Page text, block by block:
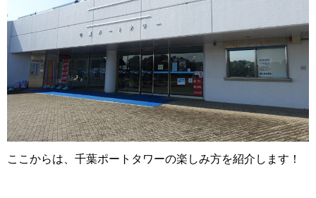
ここからは、千葉ポートタワーの楽しみ方を紹介します！